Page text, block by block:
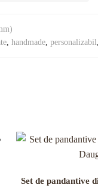
, handmade, personalizabil
Set de pandantive